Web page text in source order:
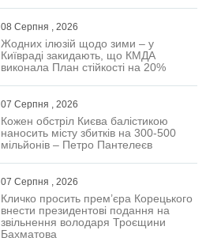
08 Серпня , 2026
Жодних ілюзій щодо зими – у
Київраді закидають, що КМДА
виконала План стійкості на 20%
07 Серпня , 2026
Кожен обстріл Києва балістикою
наносить місту збитків на 300-500
мільйонів – Петро Пантелеєв
07 Серпня , 2026
Кличко просить прем’єра Корецького
внести президентові подання на
звільнення володаря Троєщини
Бахматова